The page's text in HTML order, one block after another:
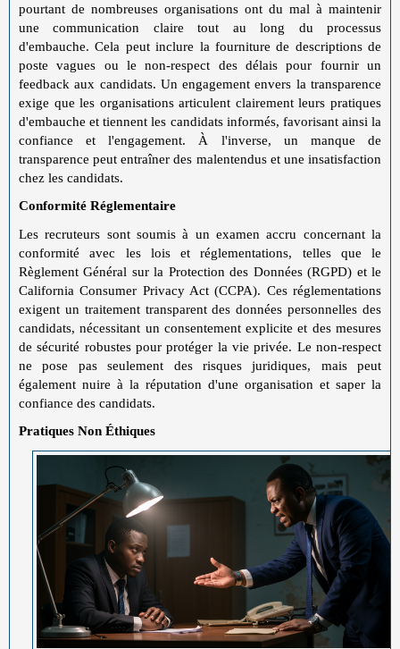
pourtant de nombreuses organisations ont du mal à maintenir
une communication claire tout au long du processus
d'embauche. Cela peut inclure la fourniture de descriptions de
poste vagues ou le non-respect des délais pour fournir un
feedback aux candidats. Un engagement envers la transparence
exige que les organisations articulent clairement leurs pratiques
d'embauche et tiennent les candidats informés, favorisant ainsi la
confiance et l'engagement. À l'inverse, un manque de
transparence peut entraîner des malentendus et une insatisfaction
chez les candidats.
Conformité Réglementaire
Les recruteurs sont soumis à un examen accru concernant la
conformité avec les lois et réglementations, telles que le
Règlement Général sur la Protection des Données (RGPD) et le
California Consumer Privacy Act (CCPA). Ces réglementations
exigent un traitement transparent des données personnelles des
candidats, nécessitant un consentement explicite et des mesures
de sécurité robustes pour protéger la vie privée. Le non-respect
ne pose pas seulement des risques juridiques, mais peut
également nuire à la réputation d'une organisation et saper la
confiance des candidats.
Pratiques Non Éthiques